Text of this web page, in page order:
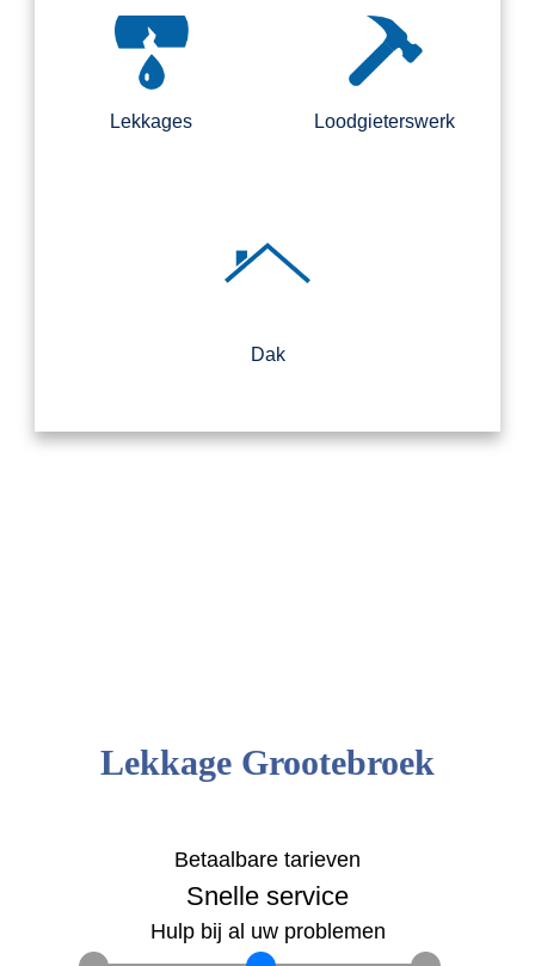
Lekkages Loodgieterswerk
Dak
Lekkage Grootebroek
Betaalbare tarieven
Snelle service
Hulp bij al uw problemen